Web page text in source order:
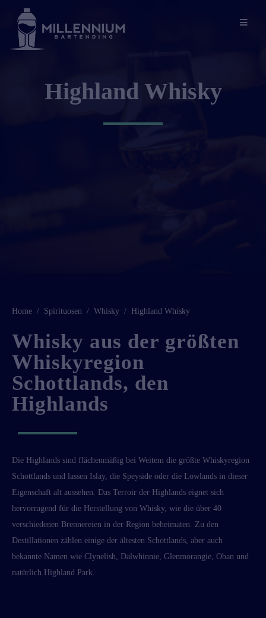
Highland Whisky
Home Spirituosen Whisky Highland Whisky
Whisky aus der größten
Whiskyregion
Schottlands, den
Highlands
Die Highlands sind flächenmäßig bei Weitem die größte Whiskyregion
Schottlands und lassen Islay, die Speyside oder die Lowlands in dieser
Eigenschaft alt aussehen. Das Terroir der Highlands eignet sich
hervorragend für die Herstellung von Whisky, wie die über 40
verschiedenen Brennereien in der Region beheimaten. Zu den
Destillationen zählen einige der ältesten Schottlands, aber auch
bekannte Namen wie Clynelish, Dalwhinnie, Glenmorangie, Oban und
natürlich Highland Park.